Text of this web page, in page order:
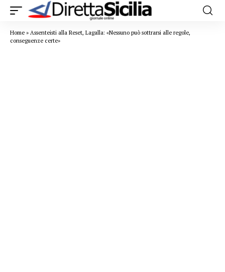
Home » Assenteisti alla Reset, Lagalla: «Nessuno può sottrarsi alle regole,
conseguenze certe»